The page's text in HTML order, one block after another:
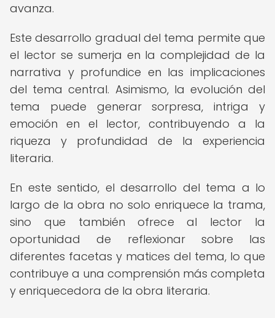
avanza.
Este desarrollo gradual del tema permite que
el lector se sumerja en la complejidad de la
narrativa y profundice en las implicaciones
del tema central. Asimismo, la evolución del
tema puede generar sorpresa, intriga y
emoción en el lector, contribuyendo a la
riqueza y profundidad de la experiencia
literaria.
En este sentido, el desarrollo del tema a lo
largo de la obra no solo enriquece la trama,
sino que también ofrece al lector la
oportunidad de reflexionar sobre las
diferentes facetas y matices del tema, lo que
contribuye a una comprensión más completa
y enriquecedora de la obra literaria.